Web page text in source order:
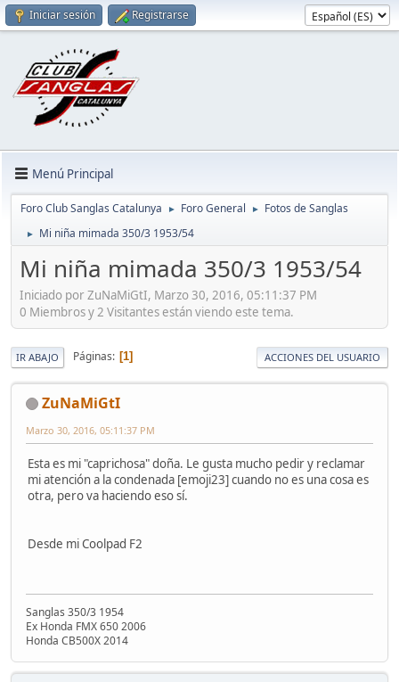
Iniciar sesión Registrarse
Menú Principal
Foro Club Sanglas Catalunya ► Foro General ► Fotos de Sanglas
► Mi niña mimada 350/3 1953/54
Mi niña mimada 350/3 1953/54
Iniciado por ZuNaMiGtI, Marzo 30, 2016, 05:11:37 PM
0 Miembros y 2 Visitantes están viendo este tema.
IR ABAJO Páginas 1 ACCIONES DEL USUARIO
ZuNaMiGtI
Marzo 30, 2016, 05:11:37 PM
Esta es mi "caprichosa" doña. Le gusta mucho pedir y reclamar
mi atención a la condenada [emoji23] cuando no es una cosa es
otra, pero va haciendo eso sí.
Desde mi Coolpad F2
Sanglas 350/3 1954
Ex Honda FMX 650 2006
Honda CB500X 2014